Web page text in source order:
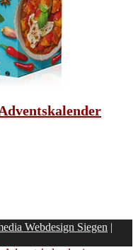
Webdesign Siegen |